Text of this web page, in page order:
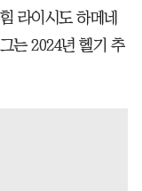
라이시도 하메네
는 2024년 헬기 추